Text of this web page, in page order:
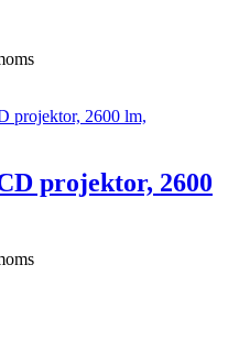
projektor, 2600